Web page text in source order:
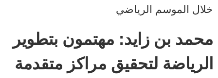
خلال الموسم الرياضي
محمد بن زايد: مهتمون بتطوير
الرياضة لتحقيق مراكز متقدمة